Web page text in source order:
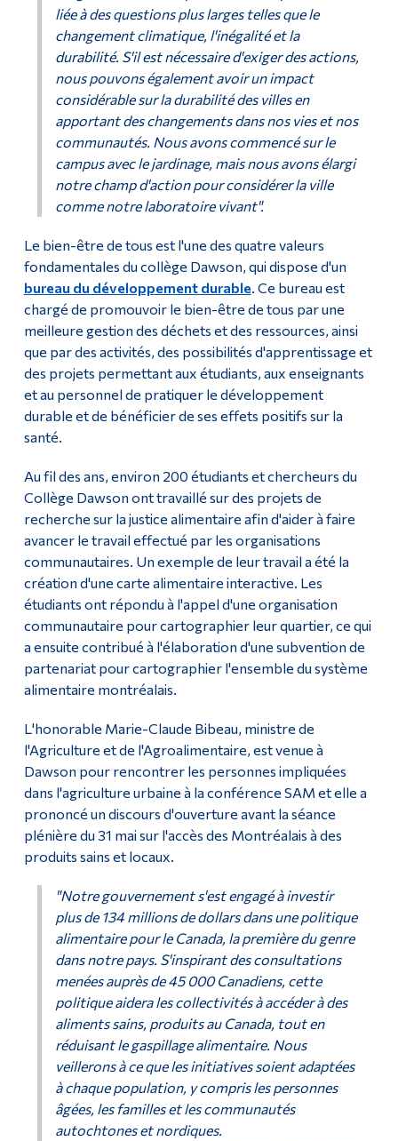
liée à des questions plus larges telles que le
changement climatique, l'inégalité et la
durabilité. S'il est nécessaire d'exiger des actions,
nous pouvons également avoir un impact
considérable sur la durabilité des villes en
apportant des changements dans nos vies et nos
communautés. Nous avons commencé sur le
campus avec le jardinage, mais nous avons élargi
notre champ d'action pour considérer la ville
comme notre laboratoire vivant".
Le bien-être de tous est l'une des quatre valeurs
fondamentales du collège Dawson, qui dispose d'un
bureau du développement durable. Ce bureau est
chargé de promouvoir le bien-être de tous par une
meilleure gestion des déchets et des ressources, ainsi
que par des activités, des possibilités d'apprentissage et
des projets permettant aux étudiants, aux enseignants
et au personnel de pratiquer le développement
durable et de bénéficier de ses effets positifs sur la
santé.
Au fil des ans, environ 200 étudiants et chercheurs du
Collège Dawson ont travaillé sur des projets de
recherche sur la justice alimentaire afin d'aider à faire
avancer le travail effectué par les organisations
communautaires. Un exemple de leur travail a été la
création d'une carte alimentaire interactive. Les
étudiants ont répondu à l'appel d'une organisation
communautaire pour cartographier leur quartier, ce qui
a ensuite contribué à l'élaboration d'une subvention de
partenariat pour cartographier l'ensemble du système
alimentaire montréalais.
L'honorable Marie-Claude Bibeau, ministre de
l'Agriculture et de l'Agroalimentaire, est venue à
Dawson pour rencontrer les personnes impliquées
dans l'agriculture urbaine à la conférence SAM et elle a
prononcé un discours d'ouverture avant la séance
plénière du 31 mai sur l'accès des Montréalais à des
produits sains et locaux.
"Notre gouvernement s'est engagé à investir
plus de 134 millions de dollars dans une politique
alimentaire pour le Canada, la première du genre
dans notre pays. S'inspirant des consultations
menées auprès de 45 000 Canadiens, cette
politique aidera les collectivités à accéder à des
aliments sains, produits au Canada, tout en
réduisant le gaspillage alimentaire. Nous
veillerons à ce que les initiatives soient adaptées
à chaque population, y compris les personnes
âgées, les familles et les communautés
autochtones et nordiques.